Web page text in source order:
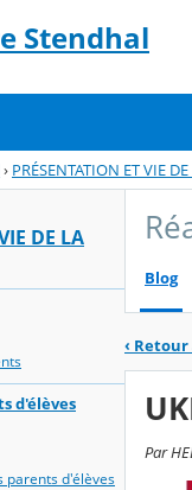
Stendhal
› PRÉSENTATION ET VIE
DE LA
d'élèves
parents d'élèves
Blog
‹ Retour
Par